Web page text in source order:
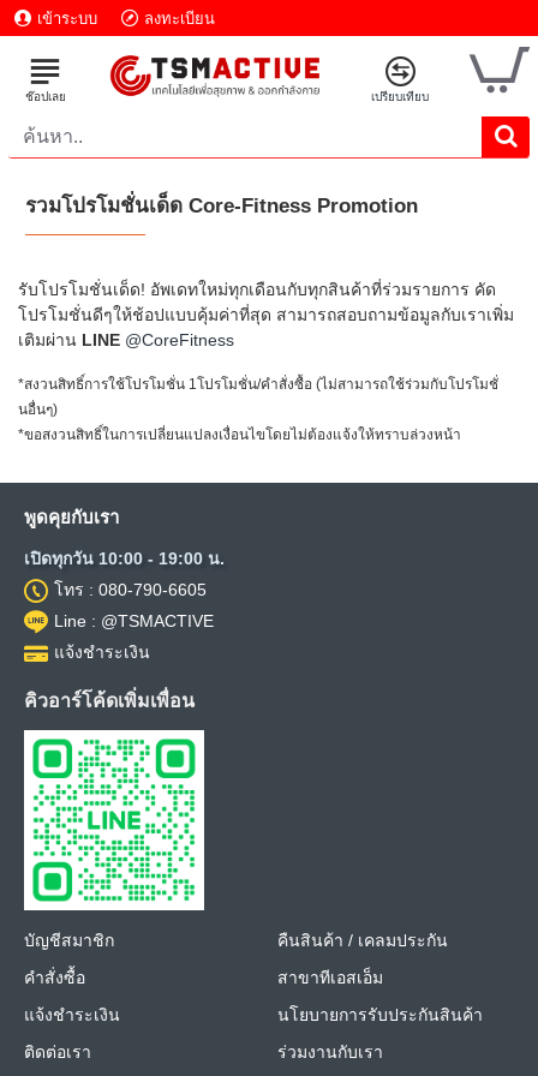
เข้าระบบ ลงทะเบียน
รวมโปรโมชั่นเด็ด Core-Fitness Promotion
รับโปรโมชั่นเด็ด! อัพเดทใหม่ทุกเดือนกับทุกสินค้าที่ร่วมรายการ คัด
โปรโมชั่นดีๆให้ช้อปแบบคุ้มค่าที่สุด สามารถสอบถามข้อมูลกับเราเพิ่ม
เติมผ่าน LINE @CoreFitness
*สงวนสิทธิ์การใช้โปรโมชั่น 1โปรโมชั่น/คำสั่งซื้อ (ไม่สามารถใช้ร่วมกับโปรโมชั่
นอื่นๆ)
*ขอสงวนสิทธิ์ในการเปลี่ยนแปลงเงื่อนไขโดยไม่ต้องแจ้งให้ทราบล่วงหน้า
พูดคุยกับเรา
เปิดทุกวัน 10:00 - 19:00 น.
โทร : 080-790-6605
Line : @TSMACTIVE
แจ้งชำระเงิน
คิวอาร์โค้ดเพิ่มเพื่อน
บัญชีสมาชิก
คำสั่งซื้อ
แจ้งชำระเงิน
ติดต่อเรา
คืนสินค้า / เคลมประกัน
สาขาทีเอสเอ็ม
นโยบายการรับประกันสินค้า
ร่วมงานกับเรา